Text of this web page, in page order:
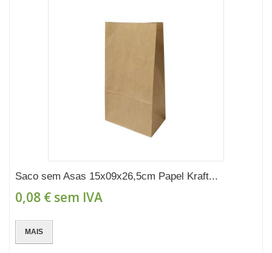
Saco sem Asas 15x09x26,5cm Papel Kraft...
0,08 € sem IVA
MAIS